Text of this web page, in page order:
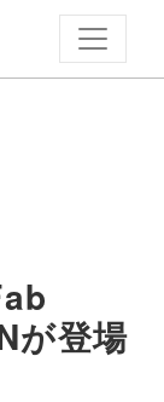
が登場